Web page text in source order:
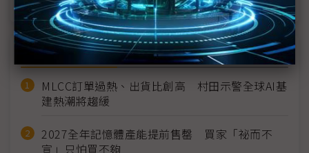
近７天熱門報導
MLCC訂單過熱、出貨比創高 村田示警全球AI基
建熱潮將趨緩
2027全年記憶體產能提前售罄 買家「祕而不
宣」只怕買不夠